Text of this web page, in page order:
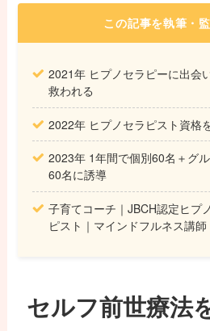
この記事を執筆・
2021年 ヒプノセラピーに出会
救われる
2022年 ヒプノセラピスト資格
2023年 1年間で個別60名＋グ
60名に誘導
子育てコーチ｜JBCH認定ヒプ
ピスト｜マインドフルネス講師
セルフ前世療法